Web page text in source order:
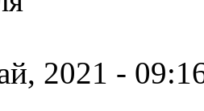
2021 -